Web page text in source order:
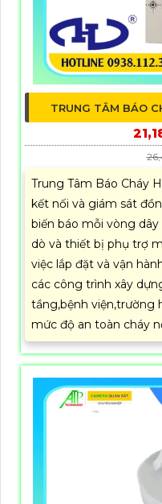
TRUNG TÂM BÁO
Trung Tâm Báo Cháy
kết nối và giám sát
biến báo mỗi vòng
dò và thiết bị phụ trợ
việc lắp đặt và vận
các công trình xây
tầng,bệnh viện,trường
mức độ an toàn cháy